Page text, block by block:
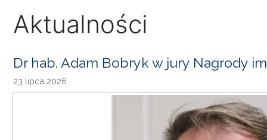
Aktualności
Dr hab. Adam Bobryk w jury Nagrody
23 lipca 2026